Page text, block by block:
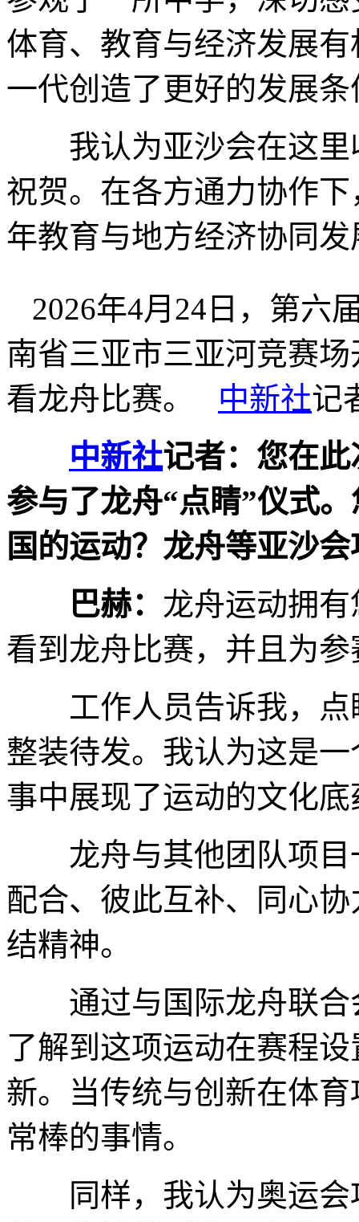
体育、教育与经济发展
一代创造了更好的发展条
我认为亚沙会在这里
祝贺。在各方通力协作
年教育与地方经济协同发
2026年4月24日，第六
南省三亚市三亚河竞赛
看龙舟比赛。 中新社记
中新社记者：您在
参与了龙舟“点睛”仪式
国的运动？龙舟等亚沙
巴赫： 龙舟运动拥
看到龙舟比赛，并且为参
工作人员告诉我，点
整装待发。我认为这是
事中展现了运动的文化
龙舟与其他团队项目
配合、彼此互补、同心
结精神。
通过与国际龙舟联合
了解到这项运动在赛程
新。当传统与创新在体
常棒的事情。
同样，我认为奥运会